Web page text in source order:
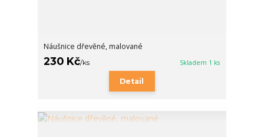
Náušnice dřevěné, malované
230 Kč/ks Skladem 1 ks
Detail